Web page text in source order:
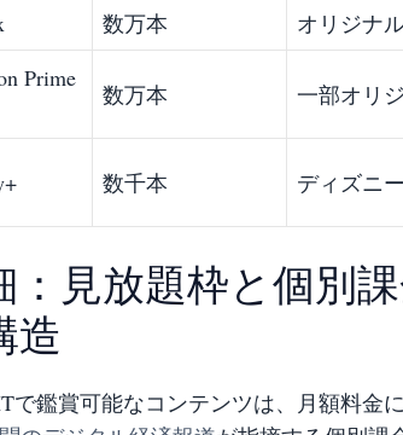
数万本 オリジナ
Prime
数万本 一部オリ
数千本 ディズニ
：見放題枠と個別
造
で鑑賞可能なコンテンツは、月額料金